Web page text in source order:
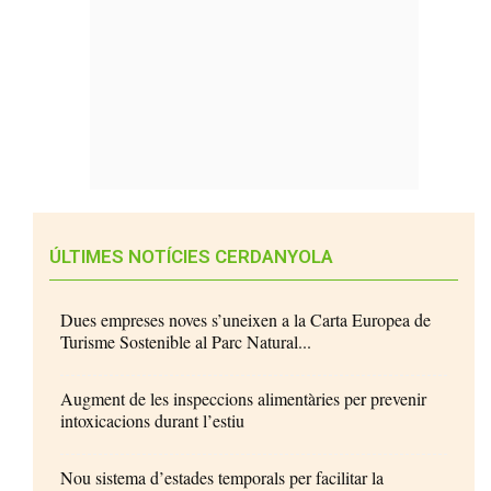
ÚLTIMES NOTÍCIES CERDANYOLA
Dues empreses noves s’uneixen a la Carta Europea de
Turisme Sostenible al Parc Natural...
Augment de les inspeccions alimentàries per prevenir
intoxicacions durant l’estiu
Nou sistema d’estades temporals per facilitar la